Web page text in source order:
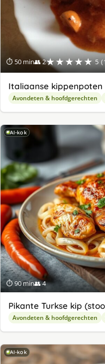
⏱ 50 min👥 2★★★★★ 5
Italiaanse kippenpoten
Avondeten & hoofdgerechten
AI-kok
⏱ 90 min👥 4
Pikante Turkse kip
Avondeten & hoofdgerechten
AI-kok